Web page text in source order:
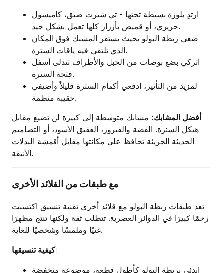
ارتدِ بلوزة بسيطة تحتها - تي شيرت ضيق، كاميسول
حريري، أو قميص بأزرار كلها تعمل بشكل جيد.
ضعي ربطة البولو بحيث يستقر المشبك فوق المكان
الذي تلتقي فيه ياقات السترة.
اتركي بضع بوصات من الحبل والأطراف تتدلى أسفل
فتحة السترة.
لمزيد من التأثير، ادفعي أكمام السترة قليلاً وأضيفي
حقيبة منظمة.
أفضل المشابك: مشابك متوسطة إلى كبيرة لن تضيع مقابل
هيكل السترة. الفضة والفيروز، العقيق الأسود، أو التصاميم
الحديثة الجريئة تحافظ على مكانتها مقابل أقمشة البدلات
الأنيقة.
مع طبقات من القلائد الأخرى
تعد طبقات ربطة البولو مع قلائد أخرى تقنية تنسيق اكتسبت
زخمًا كبيرًا في الدوائر العصرية. تتطلب ثقة ولكنها تنتج مظهرًا
غنيًا وملمسًا وشخصيًا للغاية.
كيفية تنسيقها:
ابدئي بربطة البولو كأطول قطعة، موضوعة منخفضة